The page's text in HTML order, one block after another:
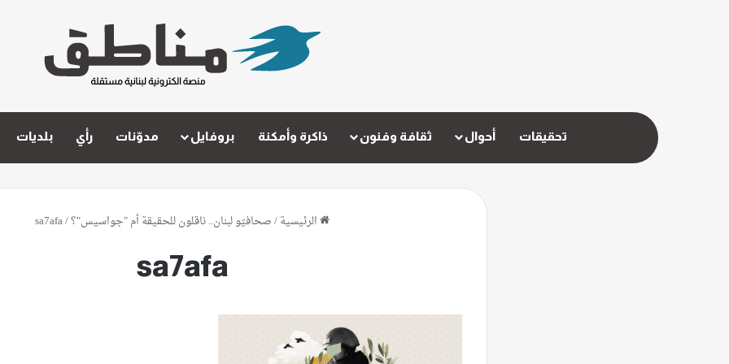
تحقيقات أحوال ثقافة وفنون ذاكرة وأمكنة بروفايل مدوّنات رأي بلديات
الرئيسية/صحافيّو لبنان.. ناقلون للحقيقة أم "جواسيس"؟/
sa7afa
sa7afa